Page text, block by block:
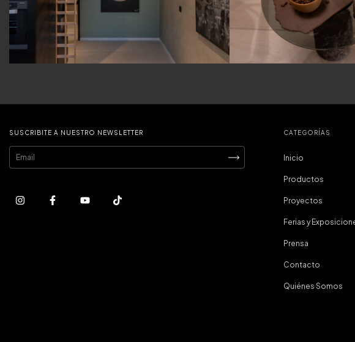
SUSCRIBITE A NUESTRO NEWSLETTER CATEGORÍAS
Inicio
Productos
Proyectos
Ferias y
Prensa
Contacto
Quiénes Somos